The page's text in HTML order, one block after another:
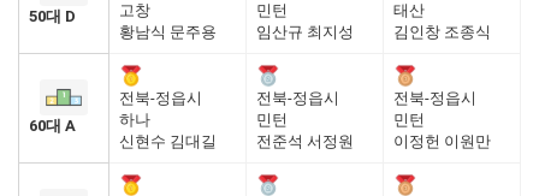
50대 D
고창
황남식 문주용
민턴
임산규 최지성
태산
김인창 조종식
60대 A
전북-정읍시
하나
신현수 김대길
전북-정읍시
민턴
전준석 서정원
전북-정읍시
민턴
이정헌 이원만